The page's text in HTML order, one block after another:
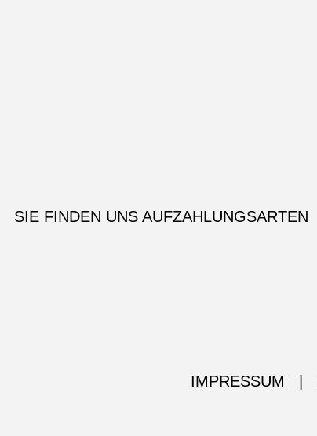
SIE FINDEN UNS AUFZAHLUNGSARTEN
IMPRESSUM